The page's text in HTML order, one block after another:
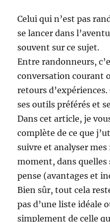
Celui qui n’est pas
se lancer dans
souvent sur ce sujet.
Entre randonneurs,
conversation courant
retours
ses outils préférés et
Dans cet article, je
complète de ce que
suivre et analyser
moment, dans quelles
pense (avantages et
Bien sûr, tout cela
pas d’une liste idéale
simplement de celle